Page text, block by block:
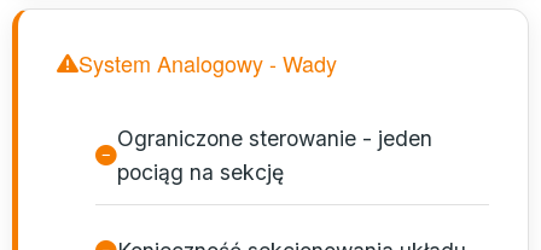
System Analogowy - Wady
Ograniczone sterowanie - jeden
pociąg na sekcję